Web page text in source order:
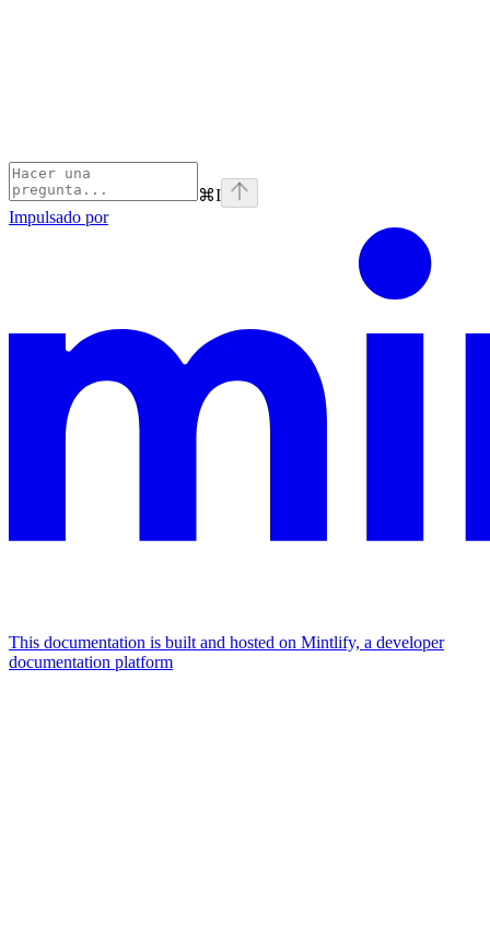
⌘I
Impulsado por
This documentation is built and hosted on Mintlify, a developer
documentation platform